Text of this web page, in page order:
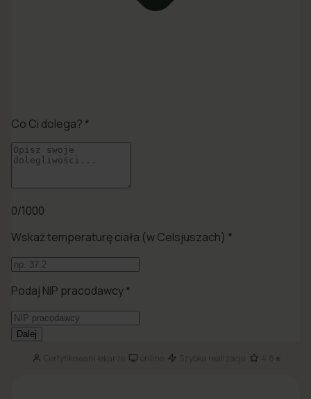
Certyfikowani lekarze· online· Szybka realizacja 4.8★